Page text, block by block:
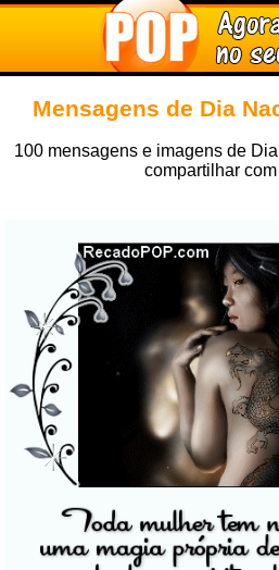
Mensagens de Dia
100 mensagens e imagens de
compartilhar